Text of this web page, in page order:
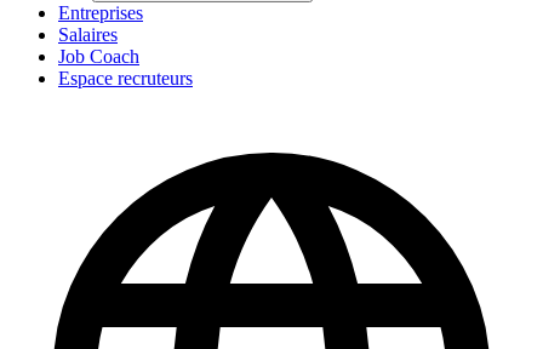
Entreprises
Salaires
Job Coach
Espace recruteurs